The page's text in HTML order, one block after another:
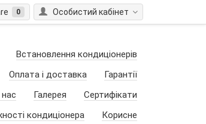
Особистий кабінет
0
Встановлення кондиціонерів
Оплата і доставка
Гарантії
Галерея
Сертифікати
кондиціонера
Корисне